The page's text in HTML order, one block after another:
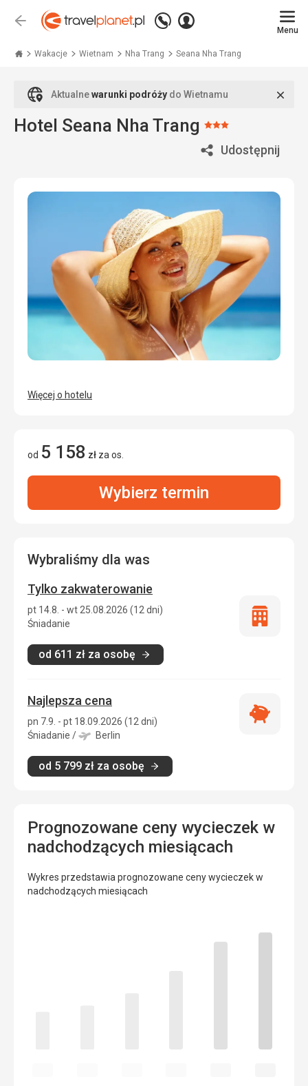
Wstecz
Zadzwoń
+48
771
Zaloguj
Menu
Wakacje Wietnam Nha Trang Seana Nha Trang
Aktualnewarunki podróży do Wietnamu
Hotel Seana Nha Trang Ocena:
3/5Udostępnij
Więcej o hotelu
od 5 158 zł za os.
Wybierz termin
Wybraliśmy dla was
Tylko zakwaterowanie
pt 14.8. - wt 25.08.2026 (12 dni)
Śniadanie
od 611 zł za osobę
Tylko
Najlepsza cena
pn 7.9. - pt 18.09.2026 (12 dni)
Śniadanie / Berlin
od 5 799 zł za osobę
Najlepsza
Prognozowane ceny wycieczek w
nadchodzących miesiącach
Wykres przedstawia prognozowane ceny wycieczek w
nadchodzących miesiącach